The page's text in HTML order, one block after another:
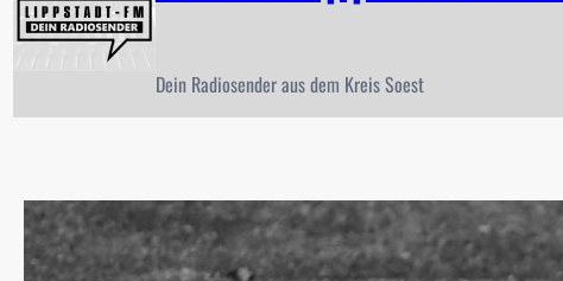
Dein Radiosender aus dem Kreis Soest